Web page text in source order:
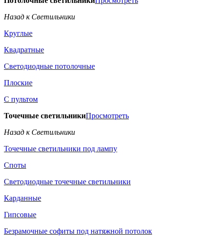
Назад к Светильники
Круглые
Квадратные
Светодиодные потолочные
Плоские
С пультом
Точечные светильникиПросмотреть
Назад к Светильники
Точечные светильники под лампу
Споты
Светодиодные точечные светильники
Карданные
Гипсовые
Безрамочные софиты под натяжной потолок